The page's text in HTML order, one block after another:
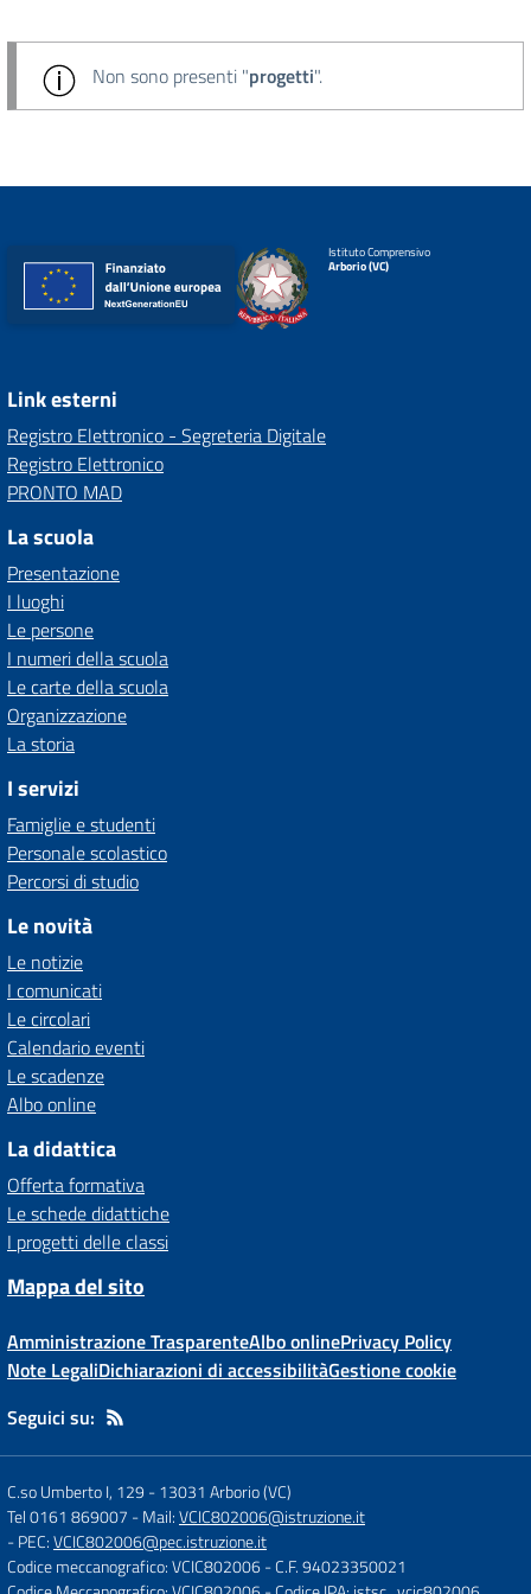
Non sono presenti "progetti".
Istituto Comprensivo
Arborio (VC)
Link esterni
Registro Elettronico - Segreteria Digitale
Registro Elettronico
PRONTO MAD
La scuola
Presentazione
I luoghi
Le persone
I numeri della scuola
Le carte della scuola
Organizzazione
La storia
I servizi
Famiglie e studenti
Personale scolastico
Percorsi di studio
Le novità
Le notizie
I comunicati
Le circolari
Calendario eventi
Le scadenze
Albo online
La didattica
Offerta formativa
Le schede didattiche
I progetti delle classi
Mappa del sito
Amministrazione TrasparenteAlbo onlinePrivacy Policy
Note LegaliDichiarazioni di accessibilitàGestione cookie
Seguici su:
C.so Umberto I, 129 -13031 Arborio (VC)
Tel 0161 869007 - Mail:VCIC802006@istruzione.it
- PEC:VCIC802006@pec.istruzione.it
Codice meccanografico: VCIC802006- C.F. 94023350021